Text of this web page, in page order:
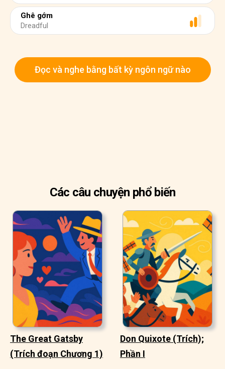
Ghê gớm
Dreadful
Đọc và nghe bằng bất kỳ ngôn ngữ nào
Các câu chuyện phổ biến
The Great Gatsby
(Trích đoạn Chương 1)
Don Quixote (Trích);
Phần I